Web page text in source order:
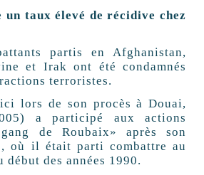
un taux élevé de récidive chez
partis en Afghanistan,
et Irak ont été condamnés
terroristes.
lors de son procès à Douai,
a participé aux actions
de Roubaix» après son
où il était parti combattre au
début des années 1990.